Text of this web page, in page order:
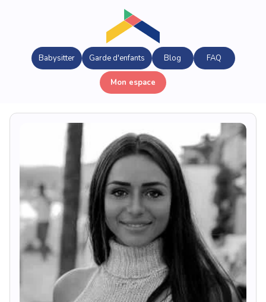
Babysitter Garde d'enfants Blog FAQ
Mon espace